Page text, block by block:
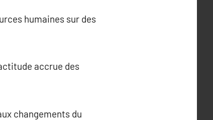
humaines sur des
accrue des
changements du